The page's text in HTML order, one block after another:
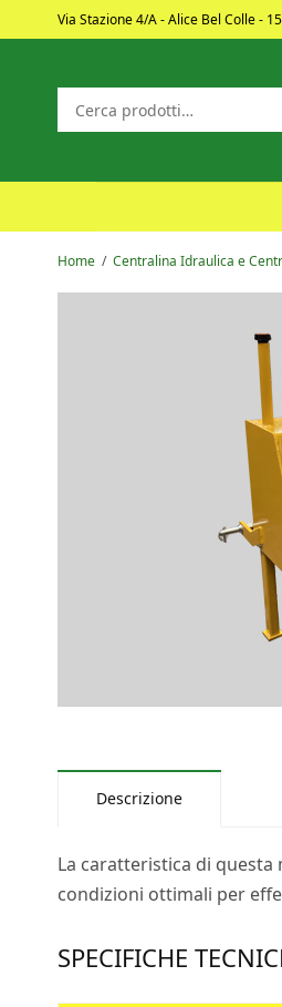
Via Stazione 4/A - Alice Bel Colle -
Home / Centralina Idraulica e
Descrizione
La caratteristica di
condizioni ottimali per
SPECIFICHE